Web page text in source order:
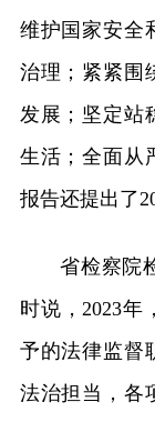
维护国家安全
治理；紧紧围
发展；坚定站
生活；全面从
报告还提出了
省检察院
时说，2023年
予的法律监督
法治担当，各